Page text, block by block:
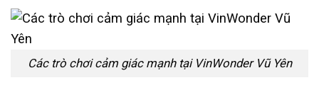
Các trò chơi cảm giác mạnh tại VinWonder Vũ Yên